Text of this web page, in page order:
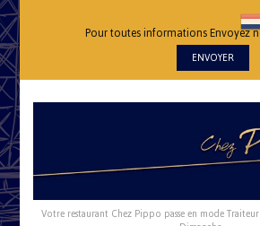
Pour toutes informations Envoyez
ENVOYER
Votre restaurant Chez Pippo passe en mode